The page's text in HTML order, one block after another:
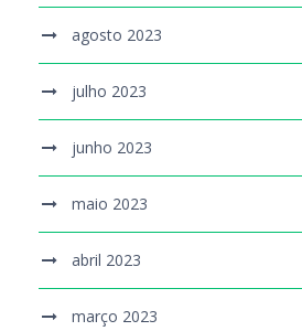
agosto 2023
julho 2023
junho 2023
maio 2023
abril 2023
março 2023